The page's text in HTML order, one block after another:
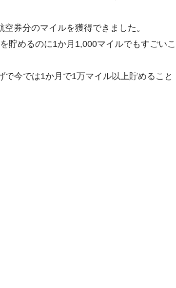
券分のマイルを獲得できました。
貯めるのに1か月1,000マイルでもすごいこ
で今では1か月で1万マイル以上貯めること